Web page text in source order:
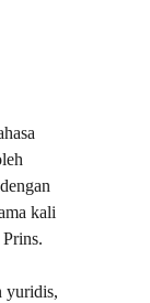
kali
yuridis,